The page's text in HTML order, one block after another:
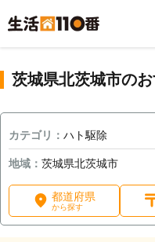
茨城県北茨城市の
カテゴリ： ハト駆除
地域： 茨城県北茨城市
都道府県
から探す